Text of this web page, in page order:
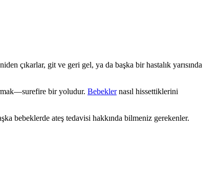
çıkarlar, git ve geri gel, ya da başka bir hastalık yarısında
bir yoludur. Bebeklernasıl hissettiklerini
bebeklerde ateş tedavisi hakkında bilmeniz gerekenler.